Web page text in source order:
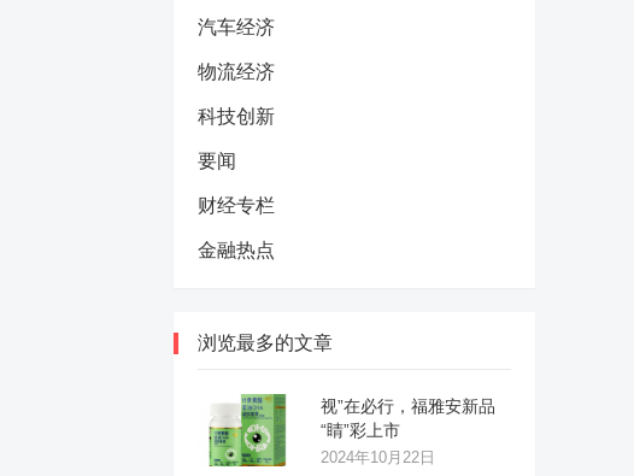
汽车经济
物流经济
科技创新
要闻
财经专栏
金融热点
浏览最多的文章
视”在必行，福雅安新品
“睛”彩上市
2024年10月22日